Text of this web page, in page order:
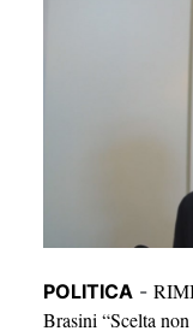
POLITICA -
Brasini “Scelta